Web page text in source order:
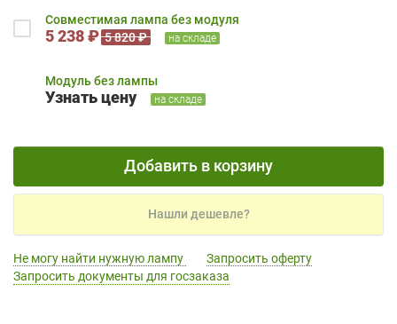
Совместимая лампа без модуля
5 238 ₽ 5 820 ₽ на складе
Модуль без лампы
Узнать цену на складе
Добавить в корзину
Нашли дешевле?
Не могу найти нужную лампу
Запросить оферту
Запросить документы для госзаказа